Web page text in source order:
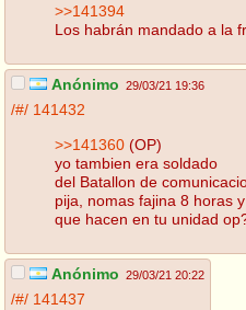
>>141394
Los habrán mandado a la
Anónimo 29/03/21 19:36
/#/ 141432
>>141360 (OP)
yo tambien era soldado
del Batallon de
pija, nomas fajina 8 horas
que hacen en tu unidad
Anónimo 29/03/21 20:22
/#/ 141437